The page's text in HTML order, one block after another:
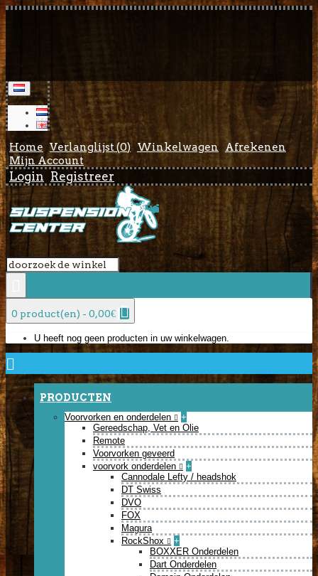
Home Verlanglijst (0) Winkelwagen
Afrekenen
Mijn Account
Login Registreer
0 product(en) - 0,00€
U heeft nog geen producten in uw winkelwagen.
PRODUCTEN
Voorvorken en onderdelen
+
Gereedschap, Vet en Olie
Remote
Voorvorken geveerd
voorvork onderdelen
+
Cannodale Lefty / headshok
DT Swiss
DVO
FOX
Magura
RockShox
+
BOXXER Onderdelen
Dart Onderdelen